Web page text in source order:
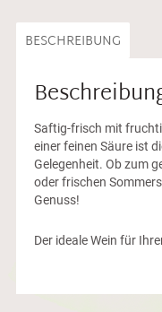
BESCHREIBUNG
Saftig-frisch mit
einer feinen Säure ist
Gelegenheit. Ob zum
oder frischen
Genuss!
Der ideale Wein für